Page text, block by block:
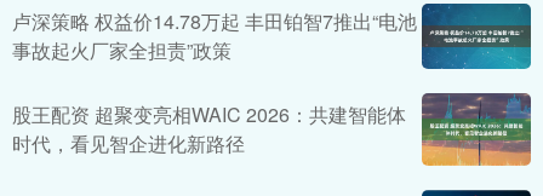
卢深策略 权益价14.78万起 丰田铂智7推出“电池
事故起火厂家全担责”政策
股王配资 超聚变亮相WAIC 2026：共建智能体
时代，看见智企进化新路径